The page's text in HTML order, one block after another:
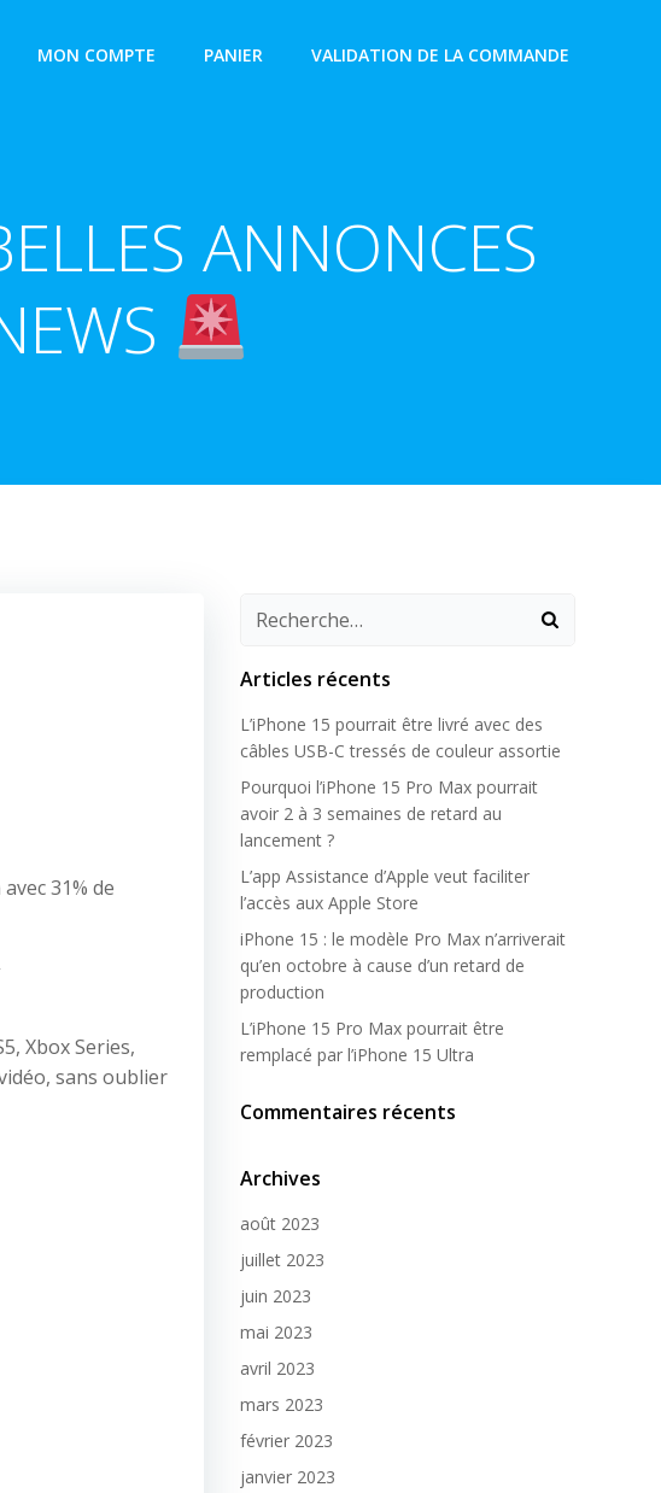
MON COMPTE PANIER VALIDATION DE LA COMMANDE
ANNONCES
31% de
Xbox Series,
sans oublier
Articles récents
L’iPhone 15 pourrait être livré avec des
câbles USB-C tressés de couleur assortie
Pourquoi l’iPhone 15 Pro Max pourrait
avoir 2 à 3 semaines de retard au
lancement ?
L’app Assistance d’Apple veut faciliter
l’accès aux Apple Store
iPhone 15 : le modèle Pro Max n’arriverait
qu’en octobre à cause d’un retard de
production
L’iPhone 15 Pro Max pourrait être
remplacé par l’iPhone 15 Ultra
Commentaires récents
Archives
août 2023
juillet 2023
juin 2023
mai 2023
avril 2023
mars 2023
février 2023
janvier 2023